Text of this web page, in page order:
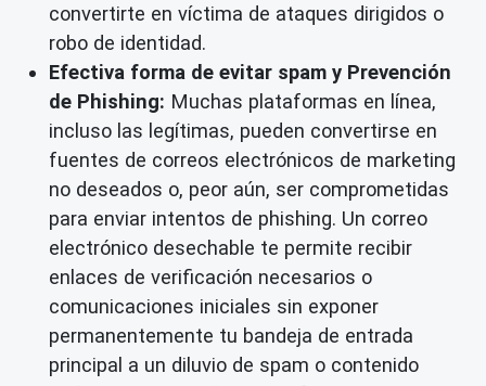
convertirte en víctima de ataques dirigidos o
robo de identidad.
Efectiva forma de evitar spam y Prevención
de Phishing: Muchas plataformas en línea,
incluso las legítimas, pueden convertirse en
fuentes de correos electrónicos de marketing
no deseados o, peor aún, ser comprometidas
para enviar intentos de phishing. Un correo
electrónico desechable te permite recibir
enlaces de verificación necesarios o
comunicaciones iniciales sin exponer
permanentemente tu bandeja de entrada
principal a un diluvio de spam o contenido